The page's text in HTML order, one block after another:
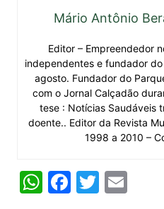
Mário Antônio
Editor – Empreendedor
independentes e fundador
agosto. Fundador do
com o Jornal Calçadão
tese : Notícias Saudáveis
doente.. Editor da Revista
1998 a 2010 –
W F T E